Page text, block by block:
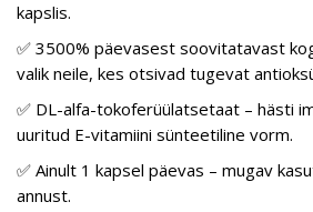
kapslis.
✅ 3500% päevasest soovitatavast
valik neile, kes otsivad tugevat
✅ DL-alfa-tokoferüülatsetaat – hästi
uuritud E-vitamiini sünteetiline vorm.
✅ Ainult 1 kapsel päevas – mugav
annust.